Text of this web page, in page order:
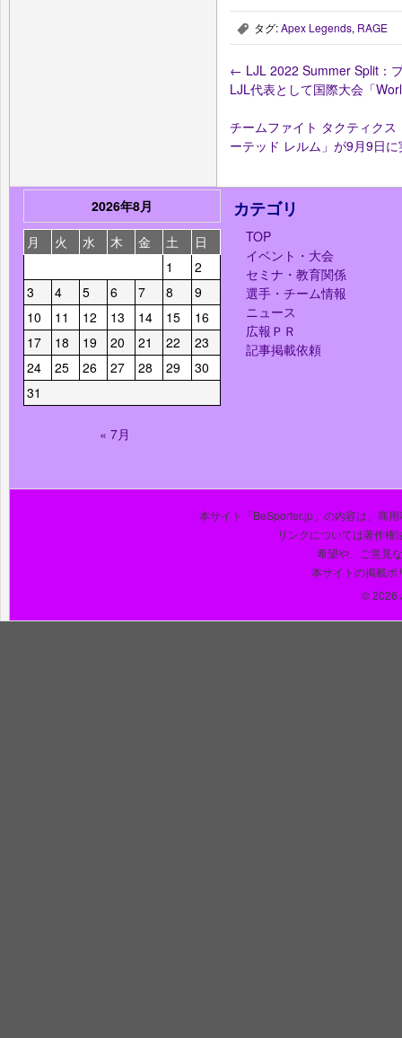
, タグ:Apex Legends, RAGE
← LJL 2022 Summer Split：
LJL代表として国際大会「
チームファイト タクティク
ーテッド レルム」が9月9日
2026年8月
月
火 水 木 金 土
日
1
2
3
4 5 6 7 8
9
10
11 12 13 14 15
16
17
18 19 20 21 22
23
24
25 26 27 28 29
30
31
« 7月
カテゴリ
TOP
イベント・大会
セミナ・教育関係
選手・チーム情報
ニュース
広報ＰＲ
記事掲載依頼
本サイト「BeSporter.jp」の内容は、商
リンクについては著作権
希望や、ご意見
本サイトの掲載ポ
© 2026